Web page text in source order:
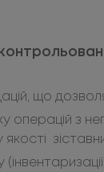
що
операцій з